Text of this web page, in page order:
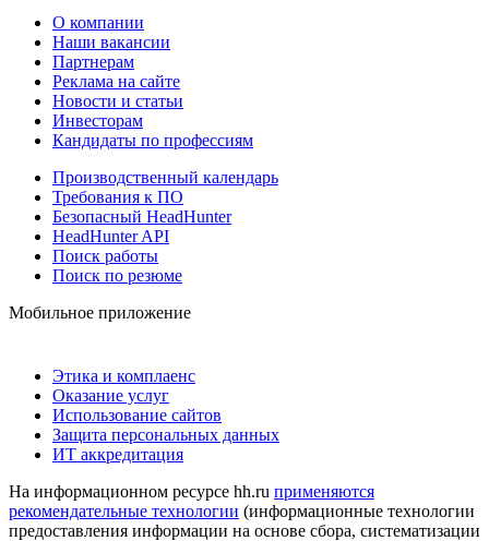
О компании
Наши вакансии
Партнерам
Реклама на сайте
Новости и статьи
Инвесторам
Кандидаты по профессиям
Производственный календарь
Требования к ПО
Безопасный HeadHunter
HeadHunter API
Поиск работы
Поиск по резюме
Мобильное приложение
Этика и комплаенс
Оказание услуг
Использование сайтов
Защита персональных данных
ИТ аккредитация
На информационном ресурсе hh.ru применяются
рекомендательные технологии (информационные технологии
предоставления информации на основе сбора, систематизации